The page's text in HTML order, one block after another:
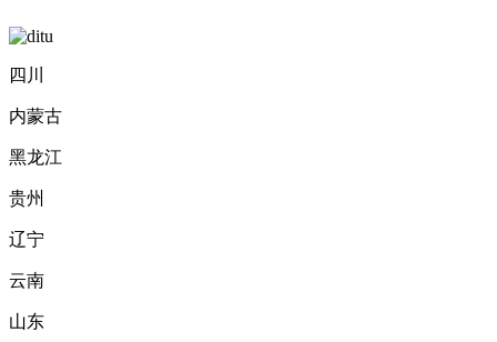
四川
内蒙古
黑龙江
贵州
辽宁
云南
山东